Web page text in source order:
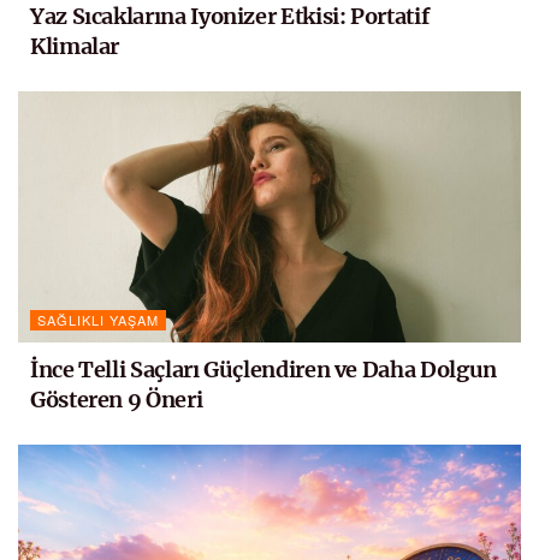
Yaz Sıcaklarına Iyonizer Etkisi: Portatif
Klimalar
SAĞLIKLI YAŞAM
İnce Telli Saçları Güçlendiren ve Daha Dolgun
Gösteren 9 Öneri